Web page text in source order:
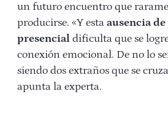
un futuro encuentro que
producirse. «Y esta ausencia
presencial dificulta que se
conexión emocional. De no lo
siendo dos extraños que se
apunta la experta.